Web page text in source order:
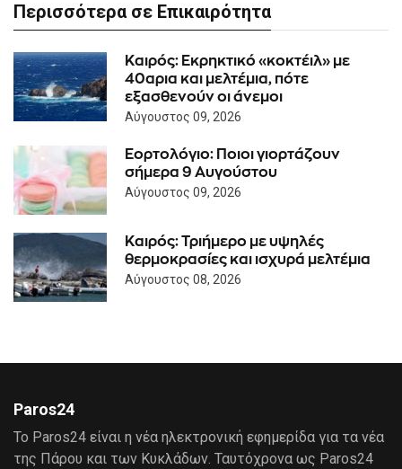
Περισσότερα σε Επικαιρότητα
Καιρός: Eκρηκτικό «κοκτέιλ» με
40αρια και μελτέμια, πότε
εξασθενούν οι άνεμοι
Αύγουστος 09, 2026
Εορτολόγιο: Ποιοι γιορτάζουν
σήμερα 9 Αυγούστου
Αύγουστος 09, 2026
Καιρός: Τριήμερο με υψηλές
θερμοκρασίες και ισχυρά μελτέμια
Αύγουστος 08, 2026
Paros24
Το Paros24 είναι η νέα ηλεκτρονική εφημερίδα για τα νέα
της Πάρου και των Κυκλάδων. Ταυτόχρονα ως Paros24